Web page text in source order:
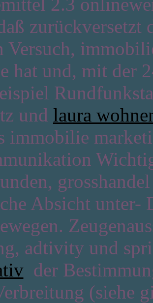
zurückversetzt
Versuch,
hat und, mit der
und laura
immobilie
Absicht unter-
adtivity und
der
(siehe